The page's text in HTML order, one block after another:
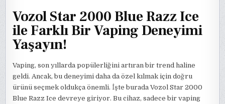
Vozol Star 2000 Blue Razz Ice
ile Farklı Bir Vaping Deneyimi
Yaşayın!
Vaping, son yıllarda popülerliğini artıran bir trend haline
geldi. Ancak, bu deneyimi daha da özel kılmak için doğru
ürünü seçmek oldukça önemli. İşte burada Vozol Star 2000
Blue Razz Ice devreye giriyor. Bu cihaz, sadece bir vaping